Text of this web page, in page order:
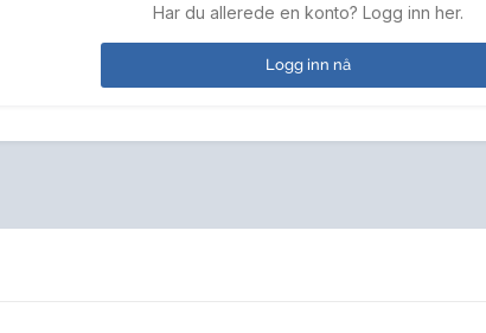
Har du allerede en konto? Logg inn her.
Logg inn nå